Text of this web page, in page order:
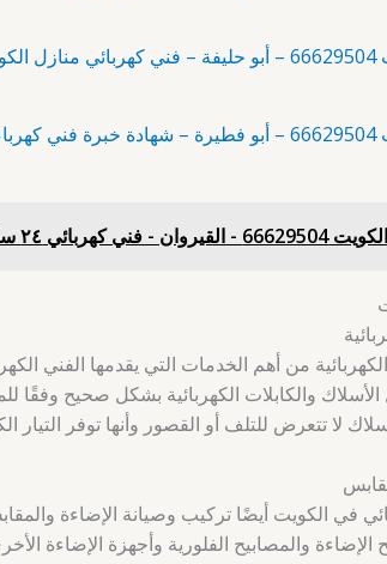
فني كهربائي ٢٤ ساعه
من أهم الخدمات التي يقدمها الفني
والكابلات الكهربائية بشكل صحيح وفقًا
لا تتعرض للتلف أو القصور وأنها توفر
في الكويت أيضًا تركيب وصيانة الإضاءة
والمصابيح الفلورية وأجهزة الإضاءة